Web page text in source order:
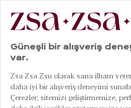
Sehpa & Masa
FILTRELE